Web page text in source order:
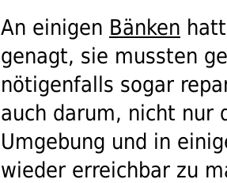
An einigen Bänken
genagt, sie mussten
nötigenfalls sogar
auch darum, nicht nur
Umgebung und in
wieder erreichbar zu